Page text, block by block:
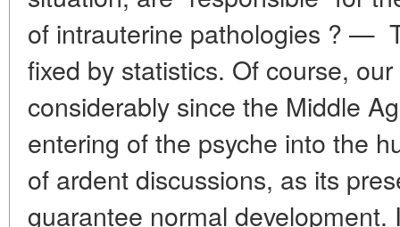
of intrauterine pathologies ? —
fixed by statistics. Of course,
considerably since the Middle
entering of the psyche into the
of ardent discussions, as its
guarantee normal